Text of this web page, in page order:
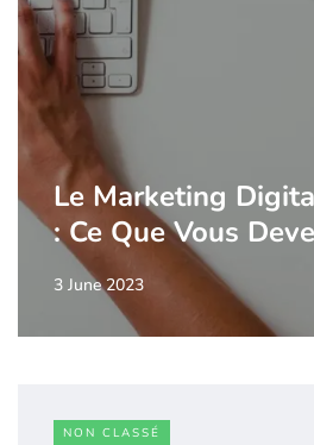
Le Marketing
: Ce Que Vous
3 June 2023
NON CLASSÉ